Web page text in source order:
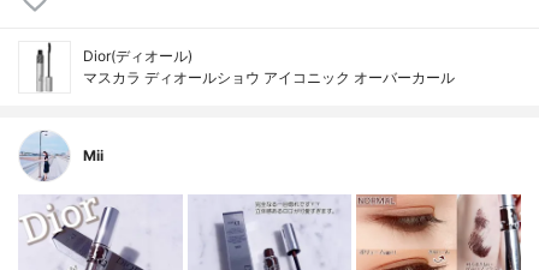
Dior(ディオール)
マスカラ ディオールショウ アイコニック オーバーカール
Mii